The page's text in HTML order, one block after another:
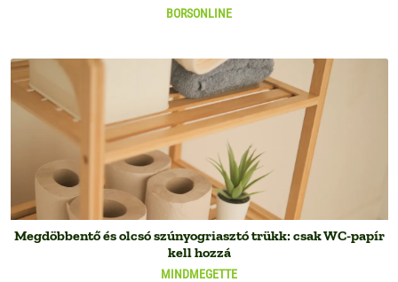
BORSONLINE
MINDMEGETTE
Megdöbbentő és olcsó szúnyogriasztó trükk: csak WC-papír
kell hozzá